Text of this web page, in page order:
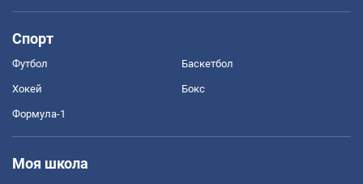
Спорт
Футбол Баскетбол
Хокей Бокс
Формула-1
Моя школа